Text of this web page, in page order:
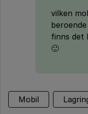
vilken
finns det
🙂
Mobil